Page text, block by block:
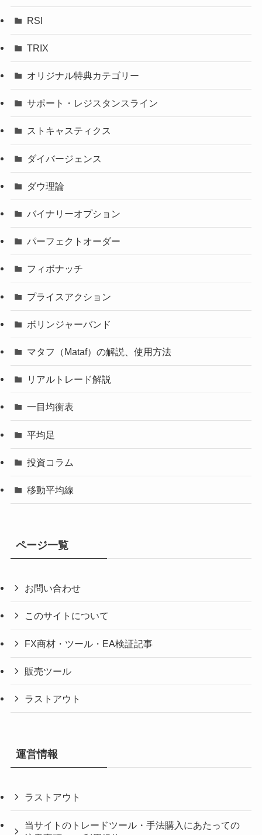
RSI
TRIX
オリジナル特典カテゴリー
サポート・レジスタンスライン
ストキャスティクス
ダイバージェンス
ダウ理論
バイナリーオプション
パーフェクトオーダー
フィボナッチ
プライスアクション
ボリンジャーバンド
マタフ（Mataf）の解説、使用方法
リアルトレード解説
一目均衡表
平均足
投資コラム
移動平均線
ページ一覧
お問い合わせ
このサイトについて
FX商材・ツール・EA検証記事
販売ツール
ラストアウト
運営情報
ラストアウト
当サイトのトレードツール・手法購入にあたっての